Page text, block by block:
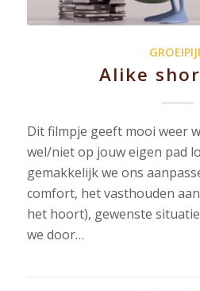
Alike
Dit filmpje geeft mooi weer
wel/niet op jouw eigen pad
gemakkelijk we ons
comfort, het vasthouden
het hoort), gewenste
we door…